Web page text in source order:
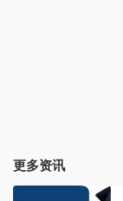
更多资讯